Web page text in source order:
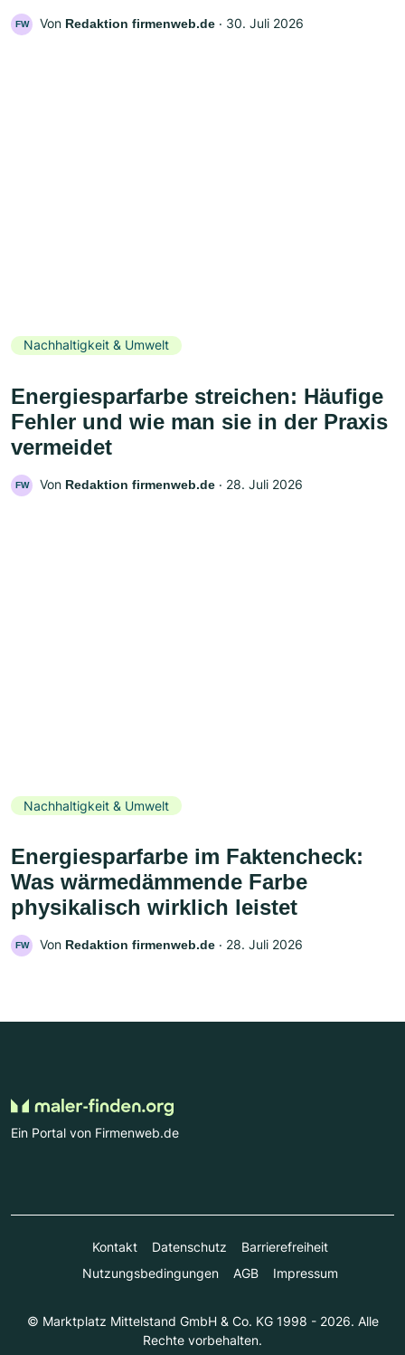
FW Von Redaktion firmenweb.de ‧ 30. Juli 2026
Nachhaltigkeit & Umwelt
Energiesparfarbe streichen: Häufige
Fehler und wie man sie in der Praxis
vermeidet
FW Von Redaktion firmenweb.de ‧ 28. Juli 2026
Nachhaltigkeit & Umwelt
Energiesparfarbe im Faktencheck:
Was wärmedämmende Farbe
physikalisch wirklich leistet
FW Von Redaktion firmenweb.de ‧ 28. Juli 2026
Ein Portal von Firmenweb.de
Kontakt Datenschutz
Barrierefreiheit
Nutzungsbedingungen
AGB Impressum
© Marktplatz Mittelstand GmbH & Co. KG 1998 - 2026. Alle
Rechte vorbehalten.